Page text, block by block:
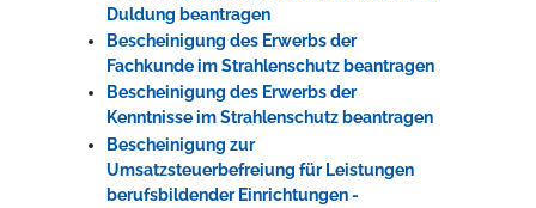
Duldung beantragen
Bescheinigung des Erwerbs der
Fachkunde im Strahlenschutz beantragen
Bescheinigung des Erwerbs der
Kenntnisse im Strahlenschutz beantragen
Bescheinigung zur
Umsatzsteuerbefreiung für Leistungen
berufsbildender Einrichtungen -